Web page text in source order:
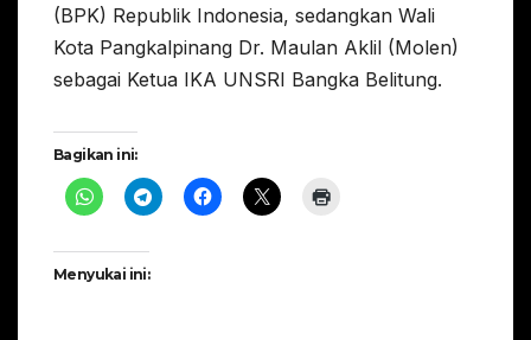
(BPK) Republik Indonesia, sedangkan Wali
Kota Pangkalpinang Dr. Maulan Aklil (Molen)
sebagai Ketua IKA UNSRI Bangka Belitung.
Bagikan ini:
Menyukai ini: